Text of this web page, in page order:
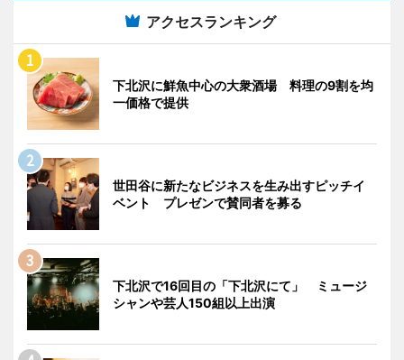
アクセスランキング
下北沢に鮮魚中心の大衆酒場 料理の9割を均
一価格で提供
世田谷に新たなビジネスを生み出すピッチイ
ベント プレゼンで賛同者を募る
下北沢で16回目の「下北沢にて」 ミュージ
シャンや芸人150組以上出演